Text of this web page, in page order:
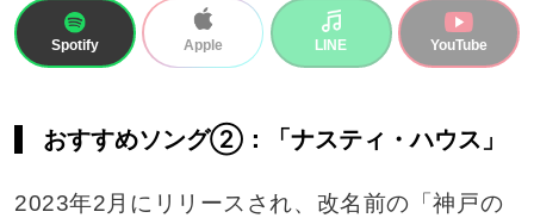
Spotify Apple LINE YouTube
おすすめソング②：「ナスティ・ハウス」
2023年2月にリリースされ、改名前の「神戸の